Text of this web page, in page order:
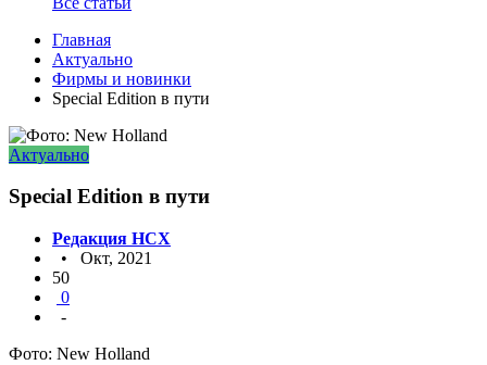
Главная
Актуально
Фирмы и новинки
Special Edition в пути
Актуально
Special Edition в пути
Редакция НСХ
• Окт, 2021
50
0
-
Фото: New Holland